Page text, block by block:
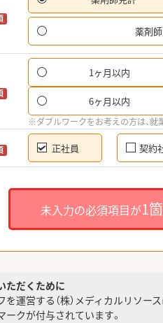
薬剤師
1ヶ月以内
6ヶ月以内
※ダブルワークをお考えの方は、
正社員 契約
未入力の必須項目が1
ただくために
を運営する（株）メディカルリソ
ークが付与されています。